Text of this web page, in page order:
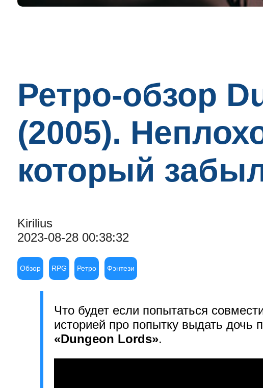
Ретро-обзор
(2005).
который
Kirilius
2023-08-28 00:38:32
Обзор RPG Ретро Фэнтези
Что будет если попытаться
историей про попытку выдать дочь
«Dungeon Lords».